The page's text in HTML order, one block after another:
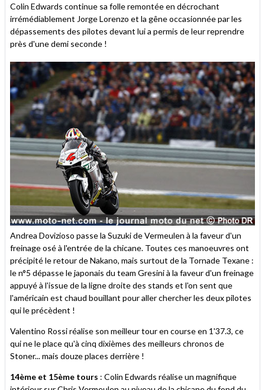
Colin Edwards continue sa folle remontée en décrochant
irrémédiablement Jorge Lorenzo et la gêne occasionnée par les
dépassements des pilotes devant lui a permis de leur reprendre
près d'une demi seconde !
Andrea Dovizioso passe la Suzuki de Vermeulen à la faveur d'un
freinage osé à l'entrée de la chicane. Toutes ces manoeuvres ont
précipité le retour de Nakano, mais surtout de la Tornade Texane :
le n°5 dépasse le japonais du team Gresini à la faveur d'un freinage
appuyé à l'issue de la ligne droite des stands et l'on sent que
l'américain est chaud bouillant pour aller chercher les deux pilotes
qui le précèdent !
Valentino Rossi réalise son meilleur tour en course en 1'37.3, ce
qui ne le place qu'à cinq dixièmes des meilleurs chronos de
Stoner... mais douze places derrière !
14ème et 15ème tours : Colin Edwards réalise un magnifique